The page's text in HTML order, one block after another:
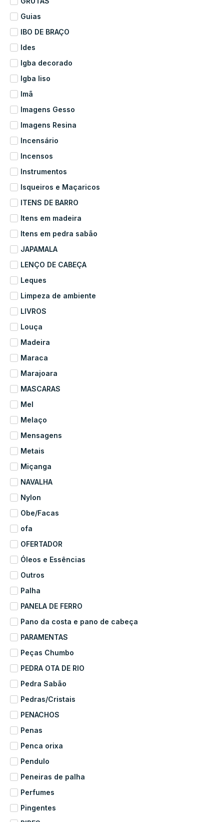
Guias
IBO DE BRAÇO
Ides
Igba decorado
Igba liso
Imã
Imagens Gesso
Imagens Resina
Incensário
Incensos
Instrumentos
Isqueiros e Maçaricos
ITENS DE BARRO
Itens em madeira
Itens em pedra sabão
JAPAMALA
LENÇO DE CABEÇA
Leques
Limpeza de ambiente
LIVROS
Louça
Madeira
Maraca
Marajoara
MASCARAS
Mel
Melaço
Mensagens
Metais
Miçanga
NAVALHA
Nylon
Obe/Facas
ofa
OFERTADOR
Óleos e Essências
Outros
Palha
PANELA DE FERRO
Pano da costa e pano de cabeça
PARAMENTAS
Peças Chumbo
PEDRA OTA DE RIO
Pedra Sabão
Pedras/Cristais
PENACHOS
Penas
Penca orixa
Pendulo
Peneiras de palha
Perfumes
Pingentes